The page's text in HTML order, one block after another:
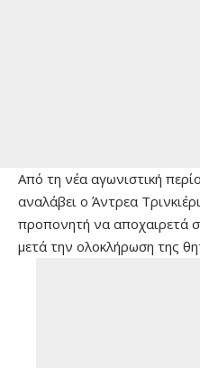
Από τη νέα αγωνιστική
αναλάβει ο Άντρεα
προπονητή να αποχαιρετά
μετά την ολοκλήρωση της